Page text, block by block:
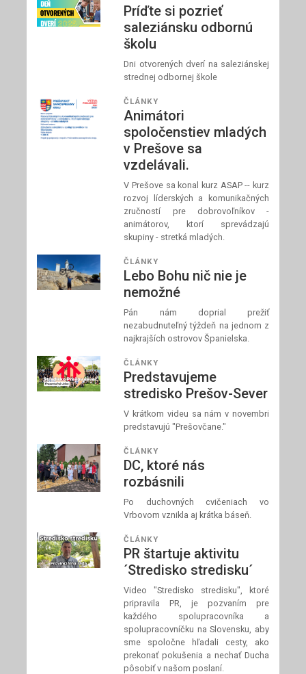
Príďte si pozrieť
saleziánsku odbornú
školu
Dni otvorených dverí na saleziánskej
strednej odbornej škole
ČLÁNKY
Animátori
spoločenstiev mladých
v Prešove sa
vzdelávali.
V Prešove sa konal kurz ASAP -- kurz
rozvoj líderských a komunikačných
zručností pre dobrovoľníkov -
animátorov, ktorí sprevádzajú
skupiny - stretká mladých.
ČLÁNKY
Lebo Bohu nič nie je
nemožné
Pán nám doprial prežiť
nezabudnuteľný týždeň na jednom z
najkrajších ostrovov Španielska.
ČLÁNKY
Predstavujeme
stredisko Prešov-Sever
V krátkom videu sa nám v novembri
predstavujú "Prešovčane."
ČLÁNKY
DC, ktoré nás
rozbásnili
Po duchovných cvičeniach vo
Vrbovom vznikla aj krátka báseň.
ČLÁNKY
PR štartuje aktivitu
´Stredisko stredisku´
Video "Stredisko stredisku", ktoré
pripravila PR, je pozvaním pre
každého spolupracovníka a
spolupracovníčku na Slovensku, aby
sme spoločne hľadali cesty, ako
prekonať pokušenia a nechať Ducha
pôsobiť v našom poslaní.